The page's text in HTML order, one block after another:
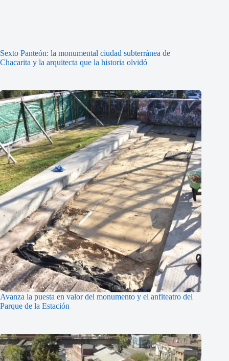
Sexto Panteón: la monumental ciudad subterránea de
Chacarita y la arquitecta que la historia olvidó
Avanza la puesta en valor del monumento y el anfiteatro del
Parque de la Estación